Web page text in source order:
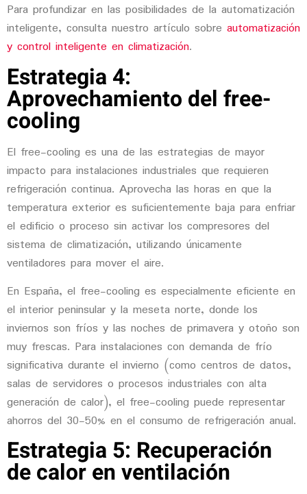
Para profundizar en las posibilidades de la automatización
inteligente, consulta nuestro artículo sobre automatización
y control inteligente en climatización.
Estrategia 4:
Aprovechamiento del free-
cooling
El free-cooling es una de las estrategias de mayor
impacto para instalaciones industriales que requieren
refrigeración continua. Aprovecha las horas en que la
temperatura exterior es suficientemente baja para enfriar
el edificio o proceso sin activar los compresores del
sistema de climatización, utilizando únicamente
ventiladores para mover el aire.
En España, el free-cooling es especialmente eficiente en
el interior peninsular y la meseta norte, donde los
inviernos son fríos y las noches de primavera y otoño son
muy frescas. Para instalaciones con demanda de frío
significativa durante el invierno (como centros de datos,
salas de servidores o procesos industriales con alta
generación de calor), el free-cooling puede representar
ahorros del 30-50% en el consumo de refrigeración anual.
Estrategia 5: Recuperación
de calor en ventilación